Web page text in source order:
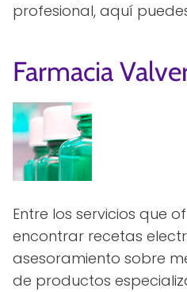
profesional, aquí
Farmacia
Entre los servicios que
encontrar recetas
asesoramiento sobre
de productos